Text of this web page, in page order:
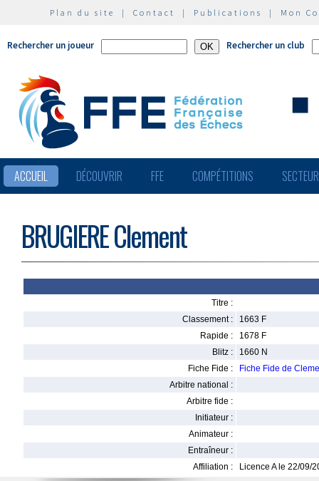
Plan du site | Contact | Publications | Mon
Rechercher un joueur Rechercher un club
ACCUEIL DÉCOUVRIR FFE COMPÉTITIONS
BRUGIERE Clement
Titre :
Classement :
1663 F
Rapide :
1678 F
Blitz :
1660 N
Fiche Fide :
Fiche Fide de
Arbitre national :
Arbitre fide :
Initiateur :
Animateur :
Entraîneur :
Affiliation :
Licence A le 22/09/